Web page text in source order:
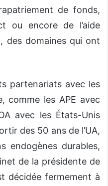
de fonds,
ou encore de l’aide
des domaines qui ont
partenariats avec les
comme les APE avec
avec les États-Unis
des 50 ans de l’UA,
endogènes durables,
de la présidente de
décidée fermement à